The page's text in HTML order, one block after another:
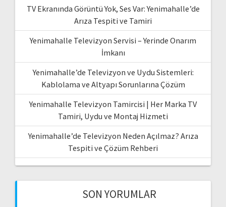
TV Ekranında Görüntü Yok, Ses Var: Yenimahalle’de
Arıza Tespiti ve Tamiri
Yenimahalle Televizyon Servisi – Yerinde Onarım
İmkanı
Yenimahalle’de Televizyon ve Uydu Sistemleri:
Kablolama ve Altyapı Sorunlarına Çözüm
Yenimahalle Televizyon Tamircisi | Her Marka TV
Tamiri, Uydu ve Montaj Hizmeti
Yenimahalle’de Televizyon Neden Açılmaz? Arıza
Tespiti ve Çözüm Rehberi
SON YORUMLAR